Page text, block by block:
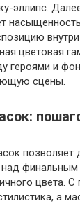
эллипс.
цветовая
героями и
сцены.
позволяет
цвета.
а